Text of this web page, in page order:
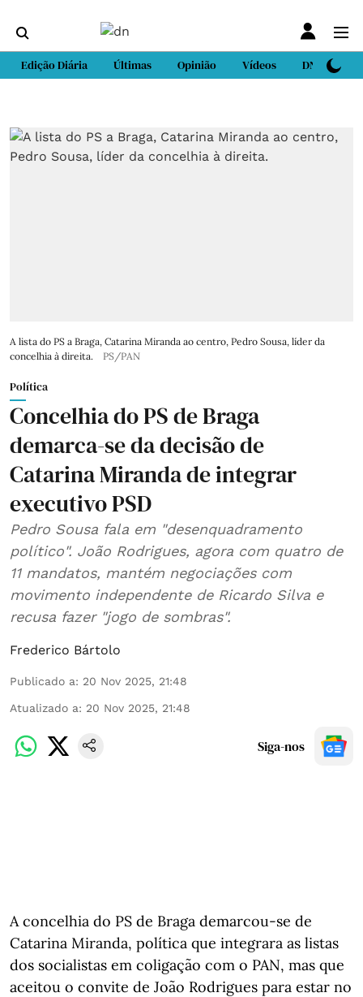
Edição Diária Últimas Opinião Vídeos DN Sport
A lista do PS a Braga, Catarina Miranda ao centro, Pedro Sousa, líder da
concelhia à direita.
PS/PAN
Política
Concelhia do PS de Braga
demarca-se da decisão de
Catarina Miranda de integrar
executivo PSD
Pedro Sousa fala em "desenquadramento
político". João Rodrigues, agora com quatro de
11 mandatos, mantém negociações com
movimento independente de Ricardo Silva e
recusa fazer "jogo de sombras".
Frederico Bártolo
Publicado a: 20 Nov 2025, 21:48
Atualizado a: 20 Nov 2025, 21:48
Siga-nos
A concelhia do PS de Braga demarcou-se de
Catarina Miranda, política que integrara as listas
dos socialistas em coligação com o PAN, mas que
aceitou o convite de João Rodrigues para estar no